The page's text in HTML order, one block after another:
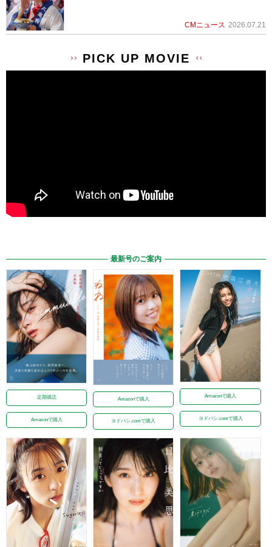
CMニュース 2026.07.21
PICK UP MOVIE
最新号のご案内
定期購読
Amazonで購入
Amazonで購入
ヨドバシ.comで購入
Amazonで購入
ヨドバシ.comで購入